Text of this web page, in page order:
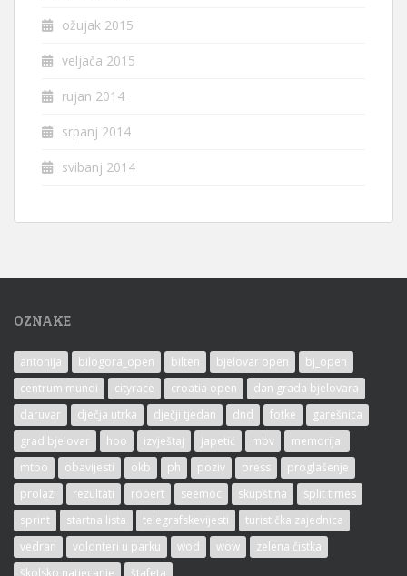
ožujak 2015
veljača 2015
rujan 2014
srpanj 2014
svibanj 2014
OZNAKE
antonija bilogora_open bilten bjelovar open
bj_open
centrum mundi
cityrace croatia open
dan grada bjelovara
daruvar
dječja utrka dječji tjedan dnd fotke
garešnica
grad bjelovar
hoo izvještaj japetić mbv
memorijal
mtbo
obavijesti okb ph poziv press
proglašenje
prolazi
rezultati robert seemoc skupština
split times
sprint
startna lista telegrafskevijesti
turistička zajednica
vedran
volonteri u parku wod wow
zelena čistka